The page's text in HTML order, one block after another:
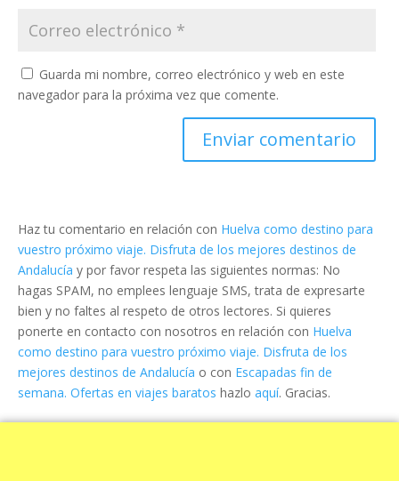
Guarda mi nombre, correo electrónico y web en este
navegador para la próxima vez que comente.
Haz tu comentario en relación con Huelva como destino para
vuestro próximo viaje. Disfruta de los mejores destinos de
Andalucía y por favor respeta las siguientes normas: No
hagas SPAM, no emplees lenguaje SMS, trata de expresarte
bien y no faltes al respeto de otros lectores. Si quieres
ponerte en contacto con nosotros en relación con Huelva
como destino para vuestro próximo viaje. Disfruta de los
mejores destinos de Andalucía o con Escapadas fin de
semana. Ofertas en viajes baratos hazlo aquí. Gracias.